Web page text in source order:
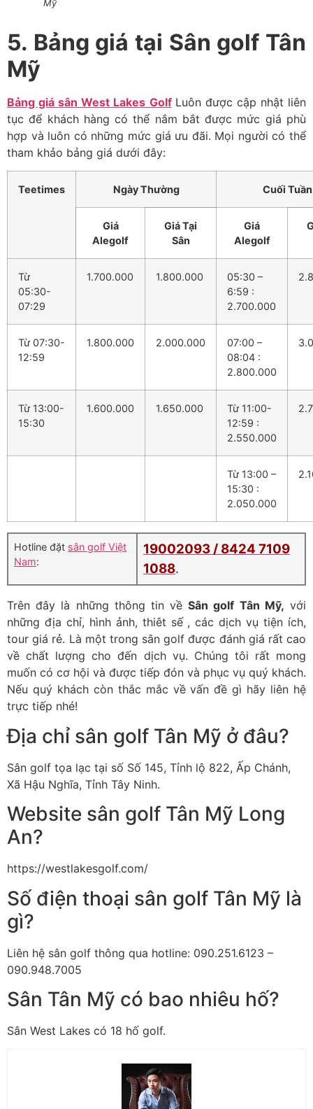
Mỹ
5. Bảng giá tại Sân golf Tân
Mỹ
Bảng giá sân West Lakes Golf Luôn được cập nhật liên
tục để khách hàng có thể nắm bắt được mức giá phù
hợp và luôn có những mức giá ưu đãi. Mọi người có thể
tham khảo bảng giá dưới đây:
Teetimes Ngày Thường Cuối Tuần
Giá
Alegolf
Giá Tại
Sân
Giá
Alegolf
Từ
05:30-
07:29
1.700.000 1.800.000
05:30 –
6:59 :
2.700.000
Từ 07:30-
12:59
1.800.000 2.000.000
07:00 –
08:04 :
2.800.000
Từ 13:00-
15:30
1.600.000 1.650.000
Từ 11:00-
12:59 :
2.550.000
Từ 13:00 –
15:30 :
2.050.000
Hotline đặt sân golf Việt
Nam:
19002093 / 8424 7109
1088.
Trên đây là những thông tin vềSân golf Tân Mỹ, với
những địa chỉ, hình ảnh, thiêt sế , các dịch vụ tiện ích,
tour giá rẻ. Là một trong sân golf được đánh giá rất cao
về chất lượng cho đến dịch vụ. Chúng tôi rất mong
muốn có cơ hội và được tiếp đón và phục vụ quý khách.
Nếu quý khách còn thắc mắc về vấn đề gì hãy liên hệ
trực tiếp nhé!
Địa chỉ sân golf Tân Mỹ ở đâu?
Sân golf tọa lạc tại số Số 145, Tỉnh lộ 822, Ấp Chánh,
Xã Hậu Nghĩa, Tỉnh Tây Ninh.
Website sân golf Tân Mỹ Long
An?
https://westlakesgolf.com/
Số điện thoại sân golf Tân Mỹ là
gì?
Liên hệ sân golf thông qua hotline: 090.251.6123 –
090.948.7005
Sân Tân Mỹ có bao nhiêu hố?
Sân West Lakes có 18 hố golf.